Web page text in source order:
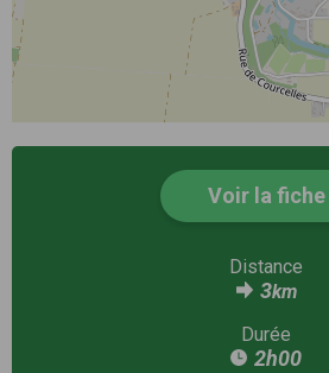
Voir la fiche
Distance
3km
Durée
2h00